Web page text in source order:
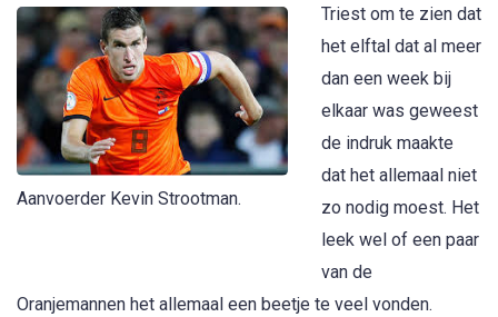
Aanvoerder Kevin Strootman.
Triest om te zien dat
het elftal dat al meer
dan een week bij
elkaar was geweest
de indruk maakte
dat het allemaal niet
zo nodig moest. Het
leek wel of een paar
van de
Oranjemannen het allemaal een beetje te veel vonden.